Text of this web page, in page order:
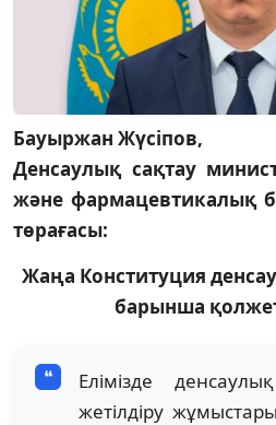
Бауыржан Жүсіпов,
Денсаулық сақтау
және фармацевтикалық
төрағасы:
Жаңа Конституция
барынша
Елімізде
жетіл­діру